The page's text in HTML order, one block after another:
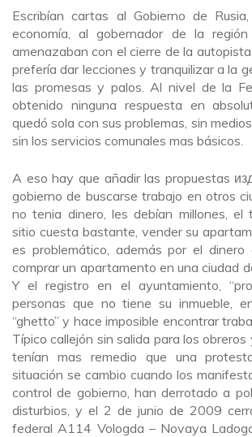
Escribían cartas al Gobierno de
economía, al gobernador de la región
amenazaban con el cierre de la
prefería dar lecciones y tranquilizar a la
las promesas y palos. Al nivel de la
obtenido ninguna respuesta en
quedó sola con sus problemas, sin
sin los servicios comunales mas básicos.
A eso hay que añadir las propuestas
gobierno de buscarse trabajo en otros
no tenia dinero, les debían millones, el
sitio cuesta bastante, vender su
es problemático, además por el dinero
comprar un apartamento en una ciudad
Y el registro en el ayuntamiento,
personas que no tiene su inmueble,
“ghetto” y hace imposible encontrar
Típico callejón sin salida para los obreros
tenían mas remedio que una
situación se cambio cuando los
control de gobierno, han derrotado a
disturbios, y el 2 de junio de 2009
federal A114 Vologda – Novaya